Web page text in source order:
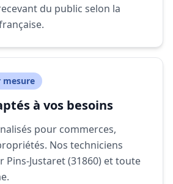
du public selon la
à vos besoins
pour commerces,
Nos techniciens
Pins-Justaret (31860) et toute